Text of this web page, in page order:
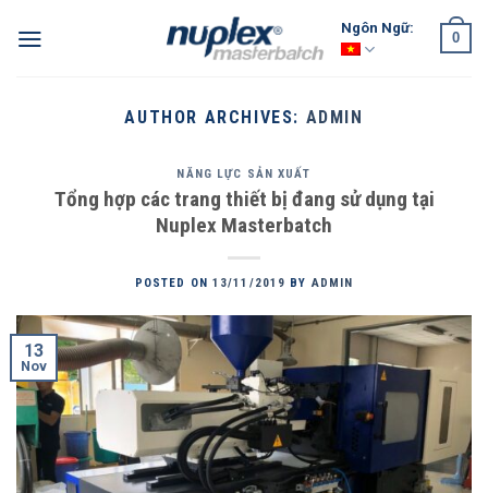
Ngôn Ngữ:
0
AUTHOR ARCHIVES: ADMIN
NĂNG LỰC SẢN XUẤT
Tổng hợp các trang thiết bị đang sử dụng tại
Nuplex Masterbatch
POSTED ON 13/11/2019 BY ADMIN
13
Nov